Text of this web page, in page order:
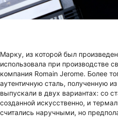
Марку, из которой был
использовала при производстве
компания Romain Jerome. Более
аутентичную сталь, полученную
выпускали в двух вариантах: со
созданной искусственно, и
считались наручными, но